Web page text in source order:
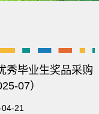
秀毕业生奖品采购
07）
21